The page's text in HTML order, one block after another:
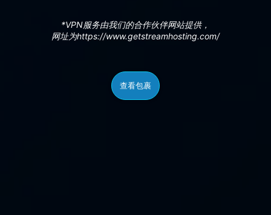
*VPN服务由我们的合作伙伴网站提供，
网址为https://www.getstreamhosting.com/
查看包裹